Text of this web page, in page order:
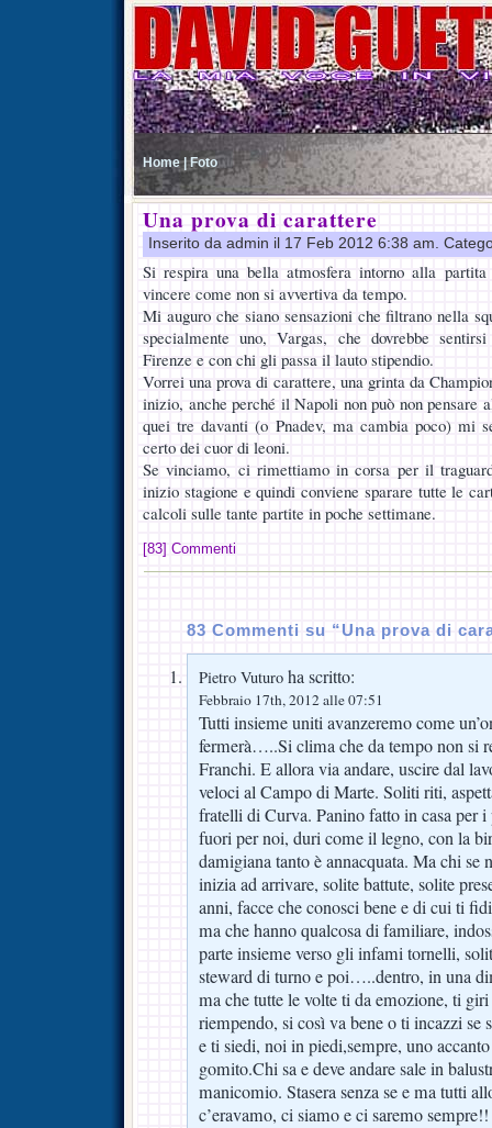
Home | Foto
Una prova di carattere
Inserito da admin il 17 Feb 2012 6:38 am.
Si respira una bella atmosfera intorno alla
vincere come non si avvertiva da tempo.
Mi auguro che siano sensazioni che filtrano nella
specialmente uno, Vargas, che dovrebbe
Firenze e con chi gli passa il lauto stipendio.
Vorrei una prova di carattere, una grinta da
inizio, anche perché il Napoli non può non pensare
quei tre davanti (o Pnadev, ma cambia poco) mi
certo dei cuor di leoni.
Se vinciamo, ci rimettiamo in corsa per il
inizio stagione e quindi conviene sparare tutte le
calcoli sulle tante partite in poche settimane.
[83] Commenti
83 Commenti su “Una prova di
Pietro Vuturo ha scritto:
Febbraio 17th, 2012 alle 07:51
Tutti insieme uniti avanzeremo come
fermerà…..Si clima che da tempo non si
Franchi. E allora via andare, uscire dal
veloci al Campo di Marte. Soliti riti,
fratelli di Curva. Panino fatto in casa per
fuori per noi, duri come il legno, con la
damigiana tanto è annacquata. Ma chi se
inizia ad arrivare, solite battute, solite
anni, facce che conosci bene e di cui ti
ma che hanno qualcosa di familiare,
parte insieme verso gli infami tornelli,
steward di turno e poi…..dentro, in una
ma che tutte le volte ti da emozione, ti giri
riempendo, si così va bene o ti incazzi
e ti siedi, noi in piedi,sempre, uno
gomito.Chi sa e deve andare sale in
manicomio. Stasera senza se e ma tutti
c’eravamo, ci siamo e ci saremo sempre!!